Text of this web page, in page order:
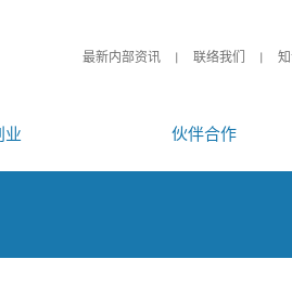
最新内部资讯 联络我们
业 伙伴合作